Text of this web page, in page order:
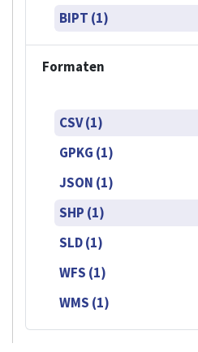
BIPT (1)
Formaten
CSV (1)
GPKG (1)
JSON (1)
SHP (1)
SLD (1)
WFS (1)
WMS (1)